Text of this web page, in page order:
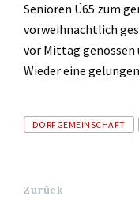
Senioren Ü65 zum
vorweihnachtlich
vor Mittag genossen
Wieder eine
Tags
DORFGEMEINSCHAFT
Zurück